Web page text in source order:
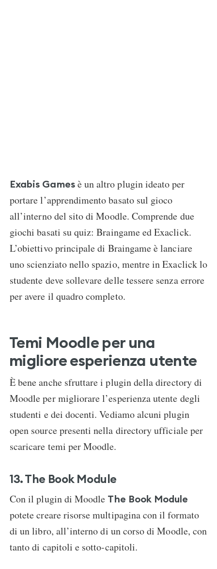
Exabis Games è un altro plugin ideato per
portare l’apprendimento basato sul gioco
all’interno del sito di Moodle. Comprende due
giochi basati su quiz: Braingame ed Exaclick.
L’obiettivo principale di Braingame è lanciare
uno scienziato nello spazio, mentre in Exaclick lo
studente deve sollevare delle tessere senza errore
per avere il quadro completo.
Temi Moodle per una
migliore esperienza utente
È bene anche sfruttare i plugin della directory di
Moodle per migliorare l’esperienza utente degli
studenti e dei docenti. Vediamo alcuni plugin
open source presenti nella directory ufficiale per
scaricare temi per Moodle.
13. The Book Module
Con il plugin di Moodle The Book Module
potete creare risorse multipagina con il formato
di un libro, all’interno di un corso di Moodle, con
tanto di capitoli e sotto-capitoli.